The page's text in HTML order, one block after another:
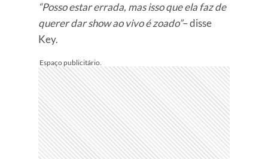
“Posso estar errada, mas isso que ela faz de
querer dar show ao vivo é zoado”– disse
Key.